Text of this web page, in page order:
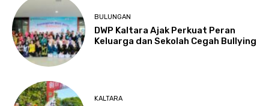
BULUNGAN
DWP Kaltara Ajak Perkuat Peran
Keluarga dan Sekolah Cegah Bullying
KALTARA